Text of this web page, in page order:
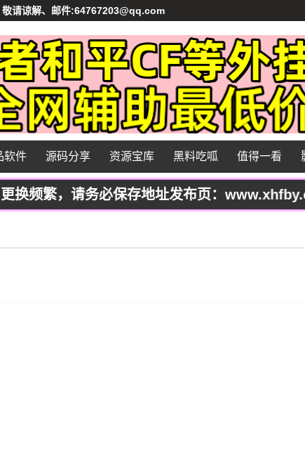
敬请谅解、邮件:64767203@qq.com
软件 源码分享 资源宝库 黑料吃呱 值得一看
频繁，请务必保存地址发布页：